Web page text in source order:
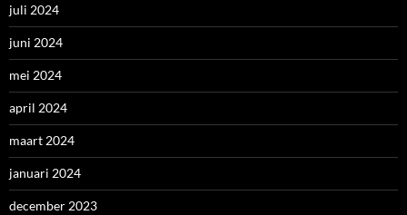
juli 2024
juni 2024
mei 2024
april 2024
maart 2024
januari 2024
december 2023